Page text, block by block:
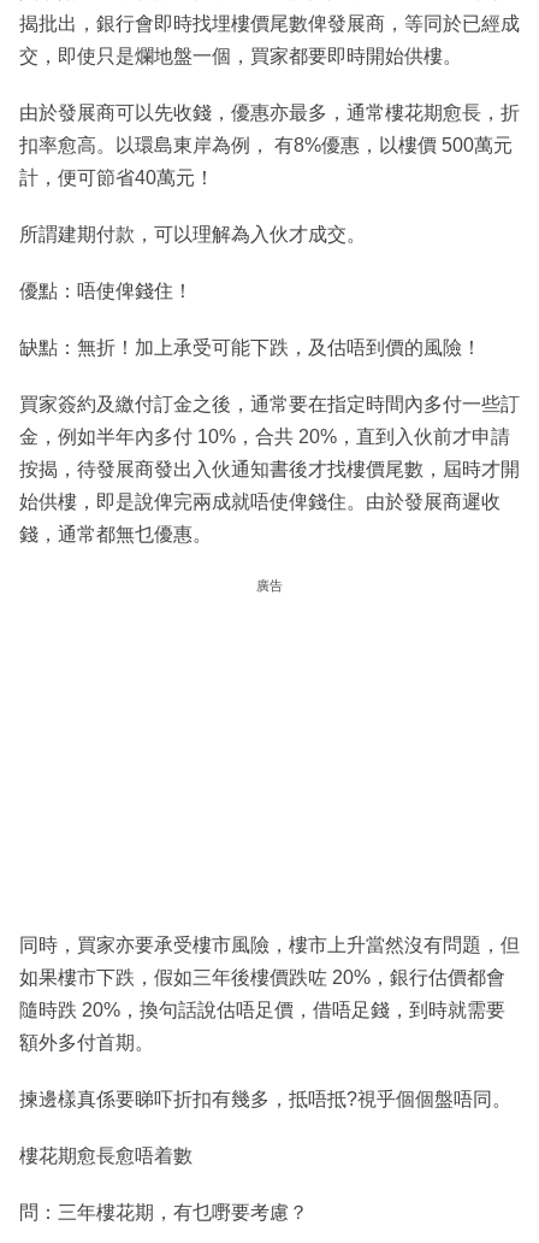
揭批出，銀行會即時找埋樓價尾數俾發展商，等同於已經成
交，即使只是爛地盤一個，買家都要即時開始供樓。
由於發展商可以先收錢，優惠亦最多，通常樓花期愈長，折
扣率愈高。以環島東岸為例， 有8%優惠，以樓價 500萬元
計，便可節省40萬元！
所謂建期付款，可以理解為入伙才成交。
優點：唔使俾錢住！
缺點：無折！加上承受可能下跌，及估唔到價的風險！
買家簽約及繳付訂金之後，通常要在指定時間內多付一些訂
金，例如半年內多付 10%，合共 20%，直到入伙前才申請
按揭，待發展商發出入伙通知書後才找樓價尾數，屆時才開
始供樓，即是說俾完兩成就唔使俾錢住。由於發展商遲收
錢，通常都無乜優惠。
廣告
同時，買家亦要承受樓市風險，樓市上升當然沒有問題，但
如果樓市下跌，假如三年後樓價跌咗 20%，銀行估價都會
隨時跌 20%，換句話說估唔足價，借唔足錢，到時就需要
額外多付首期。
揀邊樣真係要睇吓折扣有幾多，抵唔抵?視乎個個盤唔同。
樓花期愈長愈唔着數
問：三年樓花期，有乜嘢要考慮？